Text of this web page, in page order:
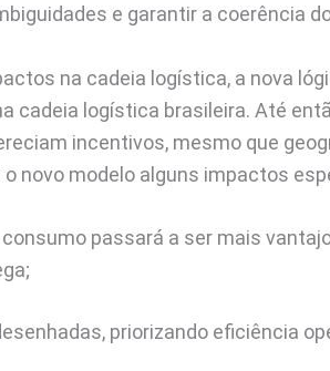
e garantir a coerência
na cadeia logística, a nova
cadeia logística brasileira. Até
incentivos, mesmo que
novo modelo alguns impactos
passará a ser mais
priorizando eficiência